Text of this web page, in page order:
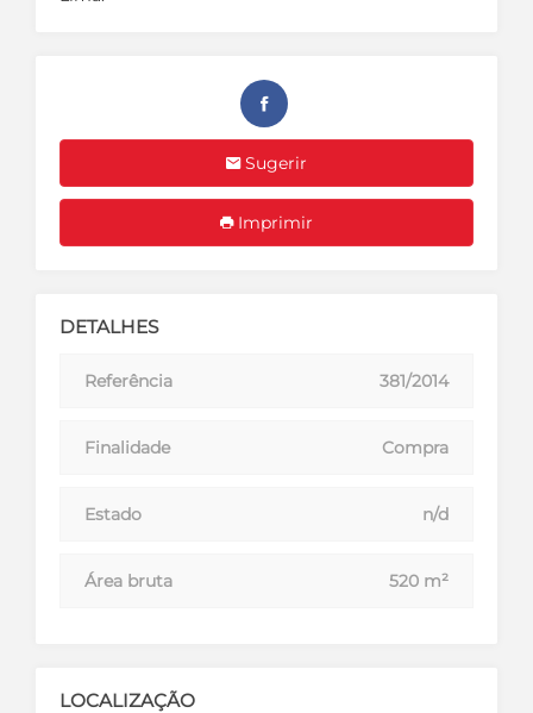
Sugerir
Imprimir
DETALHES
Referência 381/2014
Finalidade Compra
Estado n/d
Área bruta 520 m²
LOCALIZAÇÃO